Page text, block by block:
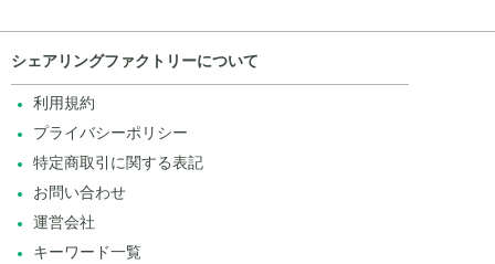
シェアリングファクトリーについて
利用規約
プライバシーポリシー
特定商取引に関する表記
お問い合わせ
運営会社
キーワード一覧